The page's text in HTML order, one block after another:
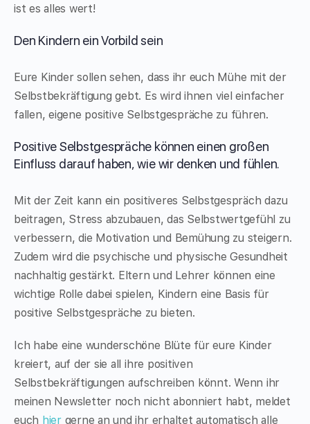
ist es alles wert!
Den Kindern ein Vorbild sein
Eure Kinder sollen sehen, dass ihr euch Mühe mit der
Selbstbekräftigung gebt. Es wird ihnen viel einfacher
fallen, eigene positive Selbstgespräche zu führen.
Positive Selbstgespräche können einen großen
Einfluss darauf haben, wie wir denken und fühlen.
Mit der Zeit kann ein positiveres Selbstgespräch dazu
beitragen, Stress abzubauen, das Selbstwertgefühl zu
verbessern, die Motivation und Bemühung zu steigern.
Zudem wird die psychische und physische Gesundheit
nachhaltig gestärkt. Eltern und Lehrer können eine
wichtige Rolle dabei spielen, Kindern eine Basis für
positive Selbstgespräche zu bieten.
Ich habe eine wunderschöne Blüte für eure Kinder
kreiert, auf der sie all ihre positiven
Selbstbekräftigungen aufschreiben könnt. Wenn ihr
meinen Newsletter noch nicht abonniert habt, meldet
euch hiergerne an und ihr erhaltet automatisch alle